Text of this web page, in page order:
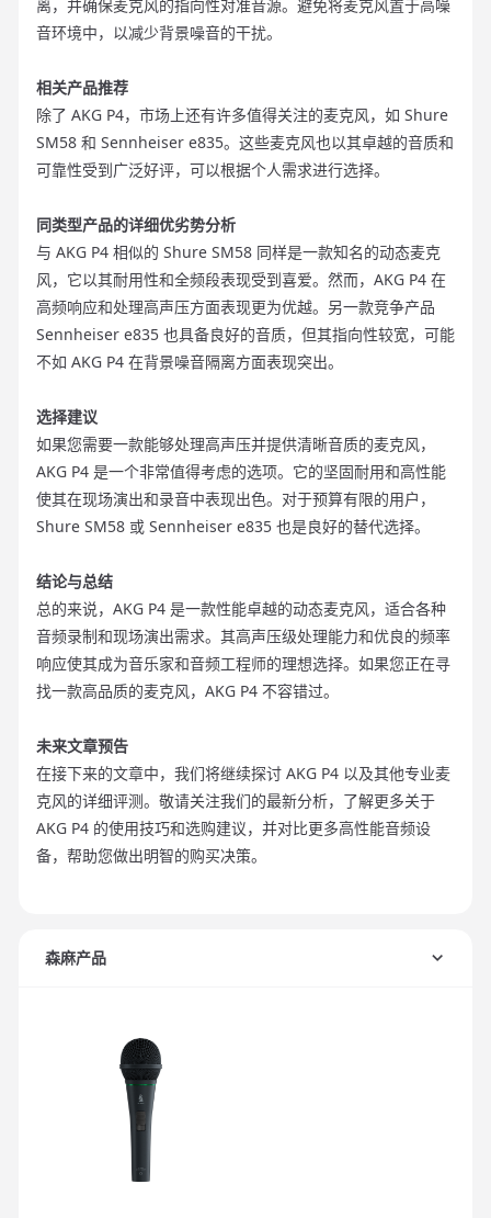
离，并确保麦克风的指向性对准音源。避免将麦克风置于高噪
音环境中，以减少背景噪音的干扰。
相关产品推荐
除了 AKG P4，市场上还有许多值得关注的麦克风，如 Shure
SM58 和 Sennheiser e835。这些麦克风也以其卓越的音质和
可靠性受到广泛好评，可以根据个人需求进行选择。
同类型产品的详细优劣势分析
与 AKG P4 相似的 Shure SM58 同样是一款知名的动态麦克
风，它以其耐用性和全频段表现受到喜爱。然而，AKG P4 在
高频响应和处理高声压方面表现更为优越。另一款竞争产品
Sennheiser e835 也具备良好的音质，但其指向性较宽，可能
不如 AKG P4 在背景噪音隔离方面表现突出。
选择建议
如果您需要一款能够处理高声压并提供清晰音质的麦克风，
AKG P4 是一个非常值得考虑的选项。它的坚固耐用和高性能
使其在现场演出和录音中表现出色。对于预算有限的用户，
Shure SM58 或 Sennheiser e835 也是良好的替代选择。
结论与总结
总的来说，AKG P4 是一款性能卓越的动态麦克风，适合各种
音频录制和现场演出需求。其高声压级处理能力和优良的频率
响应使其成为音乐家和音频工程师的理想选择。如果您正在寻
找一款高品质的麦克风，AKG P4 不容错过。
未来文章预告
在接下来的文章中，我们将继续探讨 AKG P4 以及其他专业麦
克风的详细评测。敬请关注我们的最新分析，了解更多关于
AKG P4 的使用技巧和选购建议，并对比更多高性能音频设
备，帮助您做出明智的购买决策。
森麻产品